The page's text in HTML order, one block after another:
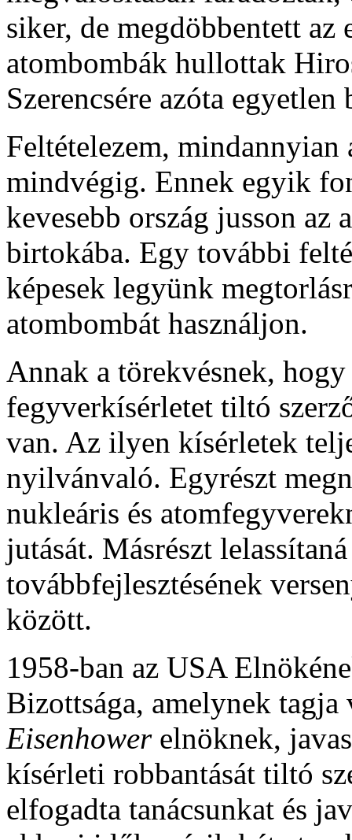
siker, de megdöbbentett az
atombombák hullottak
Szerencsére azóta
Feltételezem,
mindvégig. Ennek egyik
kevesebb ország jusson
birtokába. Egy további
képesek legyünk
atombombát használjon.
Annak a törekvésnek,
fegyverkísérletet tiltó
van. Az ilyen kísérletek
nyilvánvaló. Egyrészt
nukleáris és
jutását. Másrészt
továbbfejlesztésének
között.
1958-ban az USA
Bizottsága, amelynek tagja
Eisenhower elnöknek,
kísérleti robbantását tiltó
elfogadta tanácsunkat és